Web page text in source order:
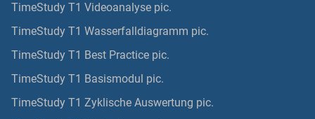
TimeStudy T1 Videoanalyse pic.
TimeStudy T1 Wasserfalldiagramm pic.
TimeStudy T1 Best Practice pic.
TimeStudy T1 Basismodul pic.
TimeStudy T1 Zyklische Auswertung pic.